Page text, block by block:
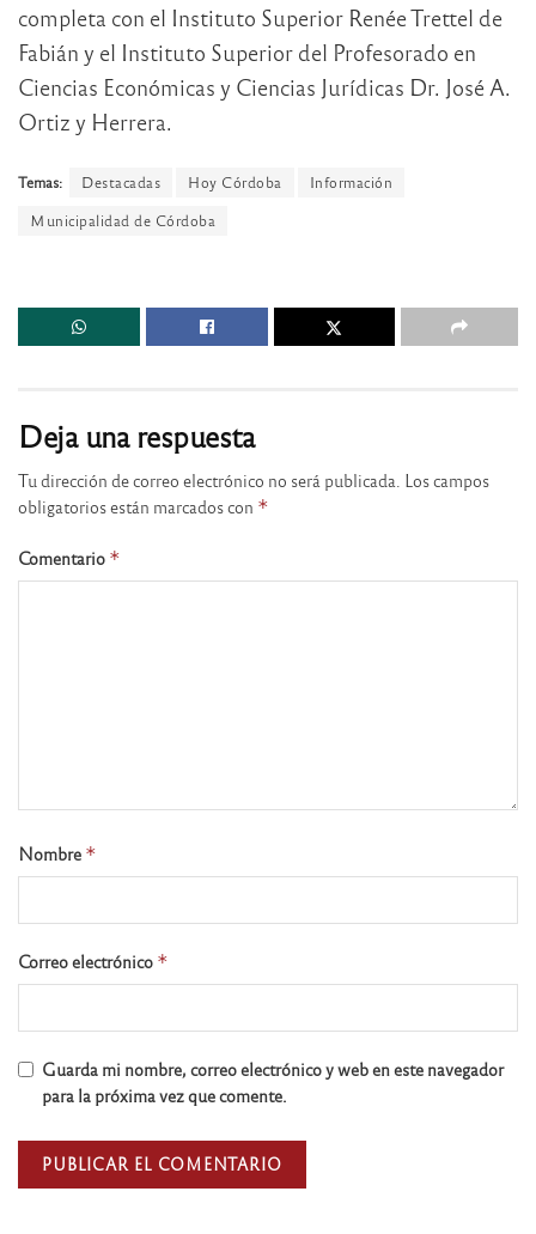
completa con el Instituto Superior Renée Trettel de
Fabián y el Instituto Superior del Profesorado en
Ciencias Económicas y Ciencias Jurídicas Dr. José A.
Ortiz y Herrera.
Temas: Destacadas Hoy Córdoba
Información
Municipalidad de Córdoba
Deja una respuesta
Tu dirección de correo electrónico no será publicada. Los campos
obligatorios están marcados con *
Comentario *
Nombre *
Correo electrónico *
Guarda mi nombre, correo electrónico y web en este navegador
para la próxima vez que comente.